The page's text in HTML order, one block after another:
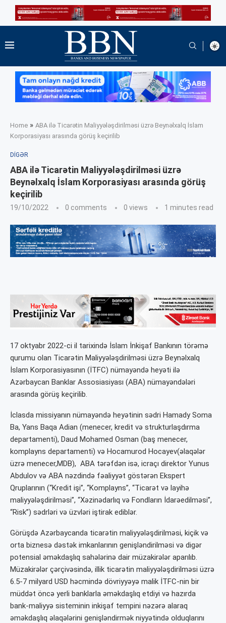
Home » ABA ilə Ticarətin Maliyyələşdirilməsi üzrə Beynəlxalq İslam
Korporasiyası arasında görüş keçirilib
DIGƏR
ABA ilə Ticarətin Maliyyələşdirilməsi üzrə
Beynəlxalq İslam Korporasiyası arasında görüş
keçirilib
19/10/2022 0 comments 0 views 1 minutes read
17 oktyabr 2022-ci il tarixində İslam İnkişaf Bankının törəmə
qurumu olan Ticarətin Maliyyələşdirilməsi üzrə Beynəlxalq
İslam Korporasiyasının (İTFC) nümayəndə heyəti ilə
Azərbaycan Banklar Assosiasiyası (ABA) nümayəndələri
arasında görüş keçirilib.
İclasda missiyanın nümayəndə heyətinin sədri Hamady Soma
Ba, Yans Baqa Adian (menecer, kredit və strukturlaşdırma
departamenti), Daud Mohamed Osman (baş menecer,
komplayns departamenti) və Hocamurod Hocayev(əlaqələr
üzrə menecer,MDB), ABA tərəfdən isə, icraçı direktor Yunus
Abdulov və ABA nəzdində fəaliyyət göstərən Ekspert
Qruplarının (“Kredit işi”, “Komplayns”, “Ticarət və layihə
maliyyələşdirilməsi”, “Xəzinədarlıq və Fondların İdarəedilməsi”,
“Risk”) sədrləri və üzvləri iştirak ediblər.
Görüşdə Azərbaycanda ticarətin maliyyələşdirilməsi, kiçik və
orta biznesə dəstək imkanlarının genişləndirilməsi və digər
potensial əməkdaşlıq sahələrinə dair müzakirələr aparılıb.
Müzakirələr çərçivəsində, illik ticarətin maliyyələşdirilməsi üzrə
6.5-7 milyard USD həcmində dövriyyəyə malik İTFC-nin bir
müddət öncə yerli banklarla əməkdaşlıq etdiyi və hazırda
bank-maliyyə sisteminin inkişaf tempini nəzərə alaraq
əməkdaşlıq əlaqələrini genişləndirmək niyyətində olduqlarını